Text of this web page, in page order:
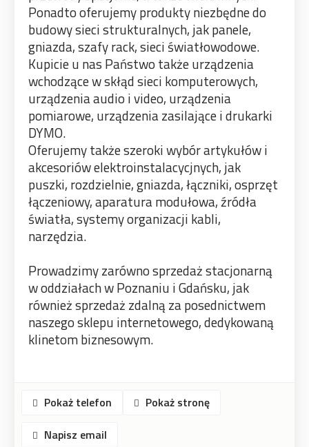
Ponadto oferujemy produkty niezbędne do
budowy sieci strukturalnych, jak panele,
gniazda, szafy rack, sieci światłowodowe.
Kupicie u nas Państwo także urządzenia
wchodzące w skłąd sieci komputerowych,
urządzenia audio i video, urządzenia
pomiarowe, urządzenia zasilające i drukarki
DYMO.
Oferujemy także szeroki wybór artykułów i
akcesoriów elektroinstalacycjnych, jak
puszki, rozdzielnie, gniazda, łączniki, osprzęt
łączeniowy, aparatura modułowa, źródła
światła, systemy organizacji kabli,
narzędzia.
Prowadzimy zarówno sprzedaż stacjonarną
w oddziałach w Poznaniu i Gdańsku, jak
również sprzedaż zdalną za posednictwem
naszego sklepu internetowego, dedykowaną
klinetom biznesowym.
Pokaż telefon
Pokaż stronę
Napisz email